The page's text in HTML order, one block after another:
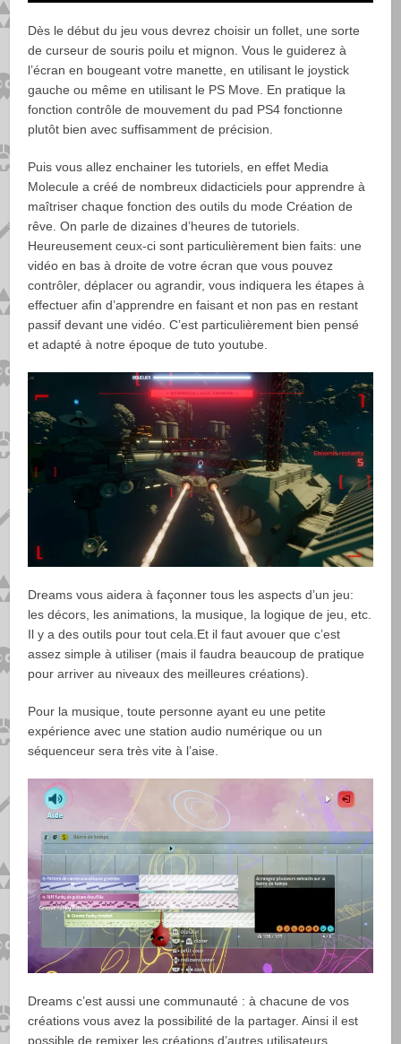
Dès le début du jeu vous devrez choisir un follet, une sorte
de curseur de souris poilu et mignon. Vous le guiderez à
l’écran en bougeant votre manette, en utilisant le joystick
gauche ou même en utilisant le PS Move. En pratique la
fonction contrôle de mouvement du pad PS4 fonctionne
plutôt bien avec suffisamment de précision.
Puis vous allez enchainer les tutoriels, en effet Media
Molecule a créé de nombreux didacticiels pour apprendre à
maîtriser chaque fonction des outils du mode Création de
rêve. On parle de dizaines d’heures de tutoriels.
Heureusement ceux-ci sont particulièrement bien faits: une
vidéo en bas à droite de votre écran que vous pouvez
contrôler, déplacer ou agrandir, vous indiquera les étapes à
effectuer afin d’apprendre en faisant et non pas en restant
passif devant une vidéo. C’est particulièrement bien pensé
et adapté à notre époque de tuto youtube.
Dreams vous aidera à façonner tous les aspects d’un jeu:
les décors, les animations, la musique, la logique de jeu, etc.
Il y a des outils pour tout cela.Et il faut avouer que c’est
assez simple à utiliser (mais il faudra beaucoup de pratique
pour arriver au niveaux des meilleures créations).
Pour la musique, toute personne ayant eu une petite
expérience avec une station audio numérique ou un
séquenceur sera très vite à l’aise.
Dreams c’est aussi une communauté : à chacune de vos
créations vous avez la possibilité de la partager. Ainsi il est
possible de remixer les créations d’autres utilisateurs,